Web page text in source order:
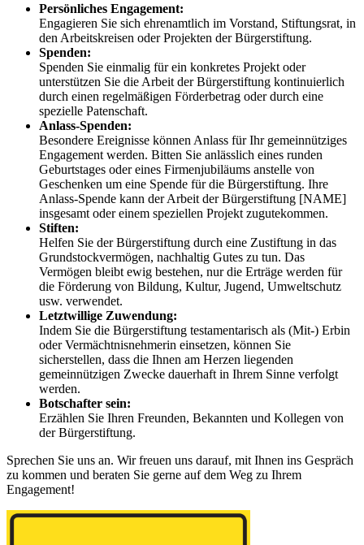
Persönliches Engagement:
Engagieren Sie sich ehrenamtlich im Vorstand, Stiftungsrat, in
den Arbeitskreisen oder Projekten der Bürgerstiftung.
Spenden:
Spenden Sie einmalig für ein konkretes Projekt oder
unterstützen Sie die Arbeit der Bürgerstiftung kontinuierlich
durch einen regelmäßigen Förderbetrag oder durch eine
spezielle Patenschaft.
Anlass-Spenden:
Besondere Ereignisse können Anlass für Ihr gemeinnütziges
Engagement werden. Bitten Sie anlässlich eines runden
Geburtstages oder eines Firmenjubiläums anstelle von
Geschenken um eine Spende für die Bürgerstiftung. Ihre
Anlass-Spende kann der Arbeit der Bürgerstiftung [NAME]
insgesamt oder einem speziellen Projekt zugutekommen.
Stiften:
Helfen Sie der Bürgerstiftung durch eine Zustiftung in das
Grundstockvermögen, nachhaltig Gutes zu tun. Das
Vermögen bleibt ewig bestehen, nur die Erträge werden für
die Förderung von Bildung, Kultur, Jugend, Umweltschutz
usw. verwendet.
Letztwillige Zuwendung:
Indem Sie die Bürgerstiftung testamentarisch als (Mit-) Erbin
oder Vermächtnisnehmerin einsetzen, können Sie
sicherstellen, dass die Ihnen am Herzen liegenden
gemeinnützigen Zwecke dauerhaft in Ihrem Sinne verfolgt
werden.
Botschafter sein:
Erzählen Sie Ihren Freunden, Bekannten und Kollegen von
der Bürgerstiftung.
Sprechen Sie uns an. Wir freuen uns darauf, mit Ihnen ins Gespräch
zu kommen und beraten Sie gerne auf dem Weg zu Ihrem
Engagement!